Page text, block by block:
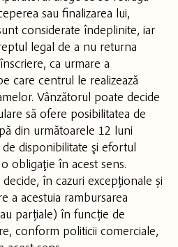
sau finalizarea lui,
considerate îndeplinite, iar
legal de a nu returna
ca urmare a
care centrul le realizează
Vânzătorul poate decide
să ofere posibilitatea de
din următoarele 12 luni
disponibilitate şi efortul
obligaţie în acest sens.
în cazuri excepționale și
a acestuia rambursarea
parțiale) în funcție de
conform politicii comerciale,